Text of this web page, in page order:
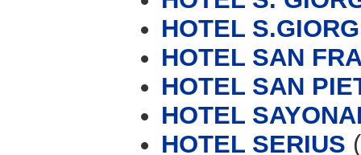
HOTEL
HOTEL SAN
HOTEL SAN
HOTEL
HOTEL SERIUS (